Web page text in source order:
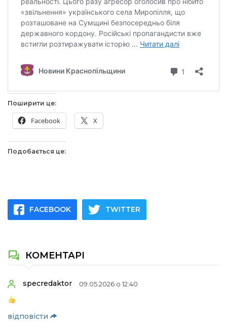
Поширити це:
Facebook X
Подобається це:
FACEBOOK TWITTER
КОМЕНТАРІ
specredaktor 09.05.2026 о 12:40
відповіcти